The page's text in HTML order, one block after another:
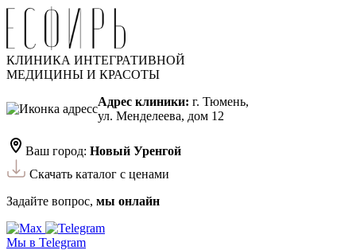
КЛИНИКА ИНТЕГРАТИВНОЙ
МЕДИЦИНЫ И КРАСОТЫ
Адрес клиники: г. Тюмень,
ул. Менделеева, дом 12
Ваш город: Новый Уренгой
Скачать каталог с ценами
Задайте вопрос, мы онлайн
Мы в Telegram